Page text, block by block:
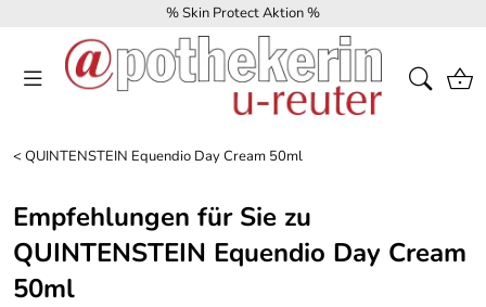
% Skin Protect Aktion %
<QUINTENSTEIN Equendio Day Cream 50ml
Empfehlungen für Sie zu
QUINTENSTEIN Equendio Day Cream
50ml